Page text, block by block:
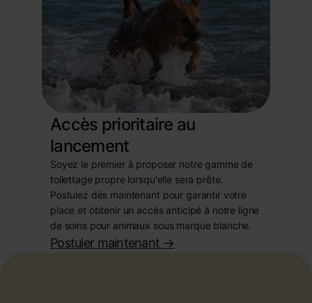
Accès prioritaire au
lancement
Soyez le premier à proposer notre gamme de
toilettage propre lorsqu'elle sera prête.
Postulez dès maintenant pour garantir votre
place et obtenir un accès anticipé à notre ligne
de soins pour animaux sous marque blanche.
Postuler maintenant ->